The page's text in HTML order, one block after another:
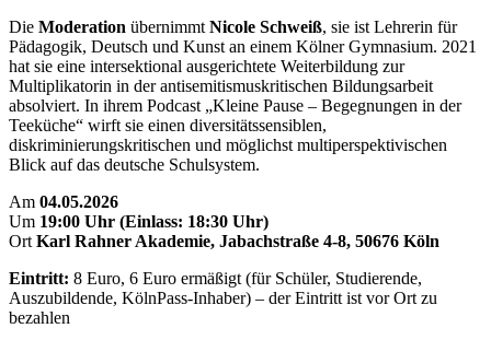
Die Moderation übernimmt Nicole Schweiß, sie ist Lehrerin für
Pädagogik, Deutsch und Kunst an einem Kölner Gymnasium. 2021
hat sie eine intersektional ausgerichtete Weiterbildung zur
Multiplikatorin in der antisemitismuskritischen Bildungsarbeit
absolviert. In ihrem Podcast „Kleine Pause – Begegnungen in der
Teeküche“ wirft sie einen diversitätssensiblen,
diskriminierungskritischen und möglichst multiperspektivischen
Blick auf das deutsche Schulsystem.
Am 04.05.2026
Um 19:00 Uhr (Einlass: 18:30 Uhr)
Ort Karl Rahner Akademie, Jabachstraße 4-8, 50676 Köln
Eintritt: 8 Euro, 6 Euro ermäßigt (für Schüler, Studierende,
Auszubildende, KölnPass-Inhaber) – der Eintritt ist vor Ort zu
bezahlen